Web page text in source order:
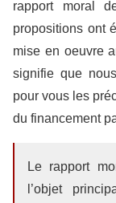
rapport moral
propositions ont
mise en oeuvre
signifie que
pour vous les
du financement
Le rapport
l’objet